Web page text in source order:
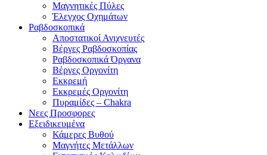
Μαγνητικές Πύλες
Έλεγχος Οχημάτων
Ραβδοσκοπικά
Αποστατικοί Ανιχνευτές
Βέργες Ραβδοσκοπίας
Ραβδοσκοπικά Όργανα
Βέργες Οργονίτη
Εκκρεμή
Εκκρεμές Οργονίτη
Πυραμίδες – Chakra
Νεες Προσφορες
Εξειδικευμένα
Κάμερες Βυθού
Μαγνήτες Μετάλλων